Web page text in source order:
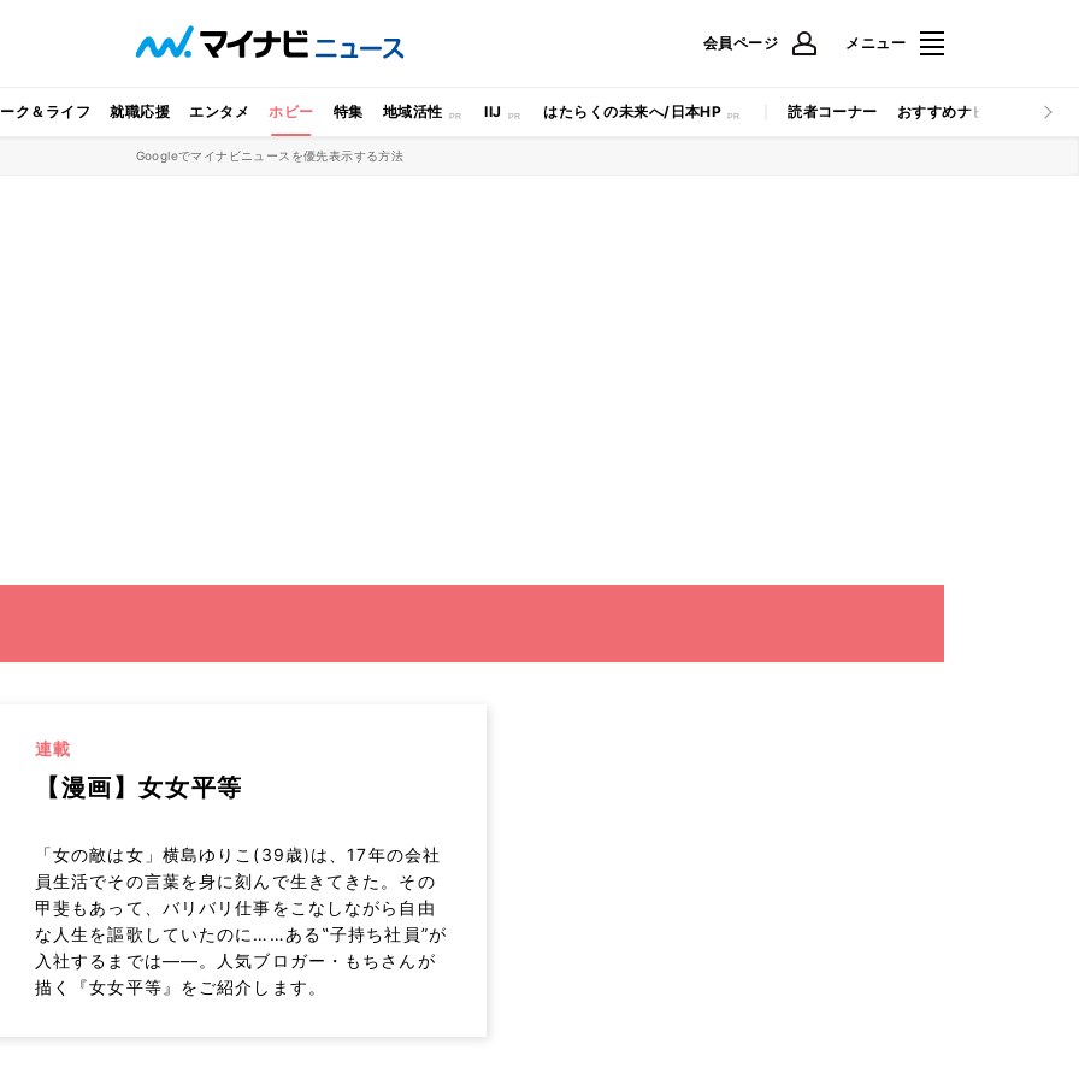
会員ページ メニュー
ク＆ライフ 就職応援 エンタメ ホビー 特集 地域活性 IIJ はたらくの未来へ/日本HP 読者コーナー おすすめナビ マイナビ
Googleでマイナビニュースを優先表示する方法
連載
【漫画】女女平等
「女の敵は女」横島ゆりこ(39歳)は、17年の会社
員生活でその言葉を身に刻んで生きてきた。その
甲斐もあって、バリバリ仕事をこなしながら自由
な人生を謳歌していたのに……ある‟子持ち社員”が
入社するまでは――。人気ブロガー・もちさんが
描く『女女平等』をご紹介します。